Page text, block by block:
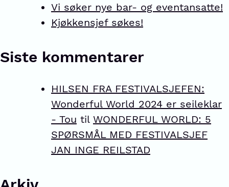
Vi søker nye bar- og eventansatte!
Kjøkkensjef søkes!
Siste kommentarer
HILSEN FRA FESTIVALSJEFEN:
Wonderful World 2024 er seileklar
- Tou til WONDERFUL WORLD: 5
SPØRSMÅL MED FESTIVALSJEF
JAN INGE REILSTAD